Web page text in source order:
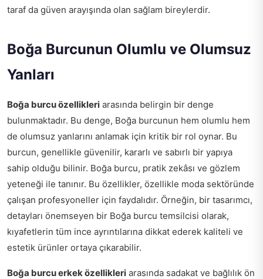
taraf da güven arayışında olan sağlam bireylerdir.
Boğa Burcunun Olumlu ve Olumsuz
Yanları
Boğa burcu özellikleri arasında belirgin bir denge
bulunmaktadır. Bu denge, Boğa burcunun hem olumlu hem
de olumsuz yanlarını anlamak için kritik bir rol oynar. Bu
burcun, genellikle güvenilir, kararlı ve sabırlı bir yapıya
sahip olduğu bilinir. Boğa burcu, pratik zekâsı ve gözlem
yeteneği ile tanınır. Bu özellikler, özellikle moda sektöründe
çalışan profesyoneller için faydalıdır. Örneğin, bir tasarımcı,
detayları önemseyen bir Boğa burcu temsilcisi olarak,
kıyafetlerin tüm ince ayrıntılarına dikkat ederek kaliteli ve
estetik ürünler ortaya çıkarabilir.
Boğa burcu erkek özellikleri arasında sadakat ve bağlılık ön